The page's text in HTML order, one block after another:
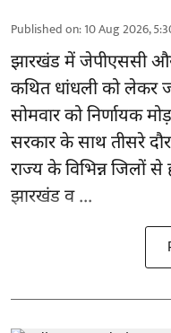
Published on:10 Aug 2026,
झारखंड मेंजेपीएससी
कथित धांधली को लेकर
सोमवार को निर्णायक
सरकार के साथ तीसरे
राज्य के विभिन्न जिलों
झारखंड व ...